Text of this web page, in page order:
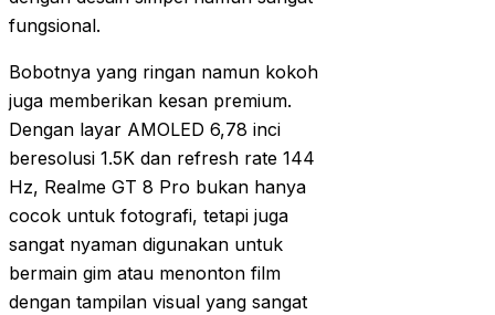
fungsional.
Bobotnya yang ringan namun kokoh
juga memberikan kesan premium.
Dengan layar AMOLED 6,78 inci
beresolusi 1.5K dan refresh rate 144
Hz, Realme GT 8 Pro bukan hanya
cocok untuk fotografi, tetapi juga
sangat nyaman digunakan untuk
bermain gim atau menonton film
dengan tampilan visual yang sangat